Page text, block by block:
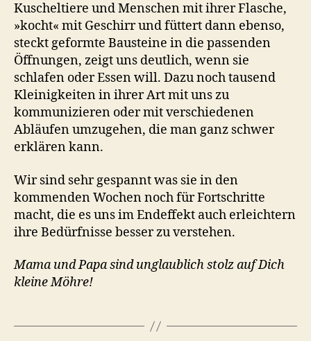
Kuscheltiere und Menschen mit ihrer Flasche,
»kocht« mit Geschirr und füttert dann ebenso,
steckt geformte Bausteine in die passenden
Öffnungen, zeigt uns deutlich, wenn sie
schlafen oder Essen will. Dazu noch tausend
Kleinigkeiten in ihrer Art mit uns zu
kommunizieren oder mit verschiedenen
Abläufen umzugehen, die man ganz schwer
erklären kann.
Wir sind sehr gespannt was sie in den
kommenden Wochen noch für Fortschritte
macht, die es uns im Endeffekt auch erleichtern
ihre Bedürfnisse besser zu verstehen.
Mama und Papa sind unglaublich stolz auf Dich
kleine Möhre!